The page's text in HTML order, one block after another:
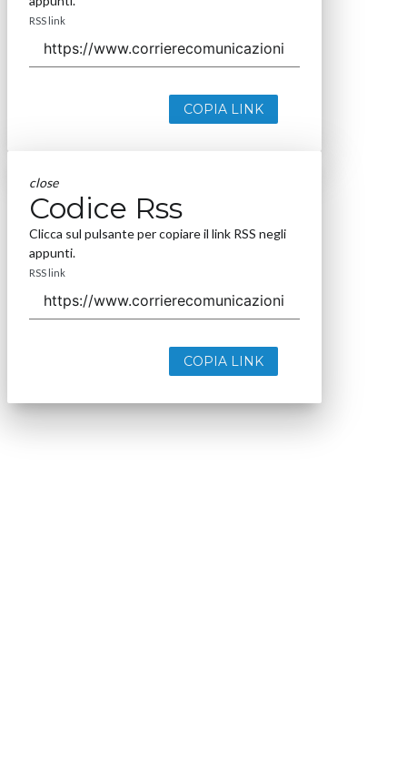
RSS link
COPIA LINK
close
Codice Rss
Clicca sul pulsante per copiare il link RSS negli
appunti.
RSS link
COPIA LINK